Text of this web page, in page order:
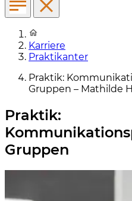
Karriere
Praktikanter
Praktik:
Gruppen – Mathilde
Praktik:
Gruppen